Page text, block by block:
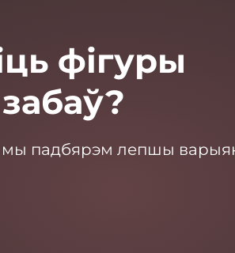
фігуры
мы падбярэм лепшы